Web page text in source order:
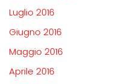
Luglio 2016
Giugno 2016
Maggio 2016
Aprile 2016